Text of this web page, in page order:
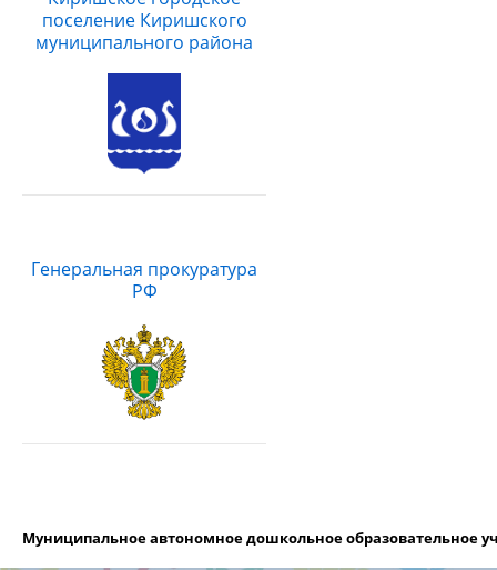
поселение Киришского
муниципального района
Генеральная прокуратура
РФ
Муниципальное автономное дошкольное образовательное